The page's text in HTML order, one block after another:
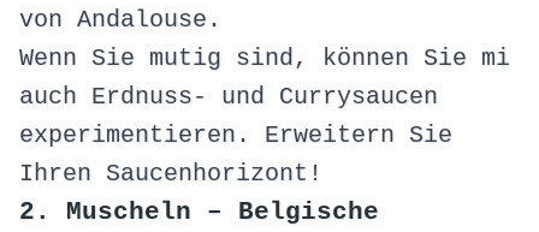
von Andalouse.
Wenn Sie mutig sind, können Sie mi
auch Erdnuss- und Currysaucen
experimentieren. Erweitern Sie
Ihren Saucenhorizont!
2. Muscheln – Belgische